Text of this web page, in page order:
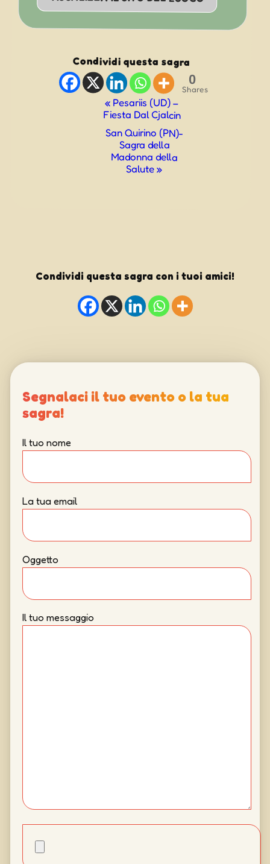
Condividi questa sagra
0
Shares
« Pesariis (UD) –
Fiesta Dal Cjalcin
San Quirino (PN)-
Sagra della
Madonna della
Salute»
Condividi questa sagra con i tuoi amici!
Segnalaci il tuo evento o la tua
sagra!
Il tuo nome
La tua email
Oggetto
Il tuo messaggio